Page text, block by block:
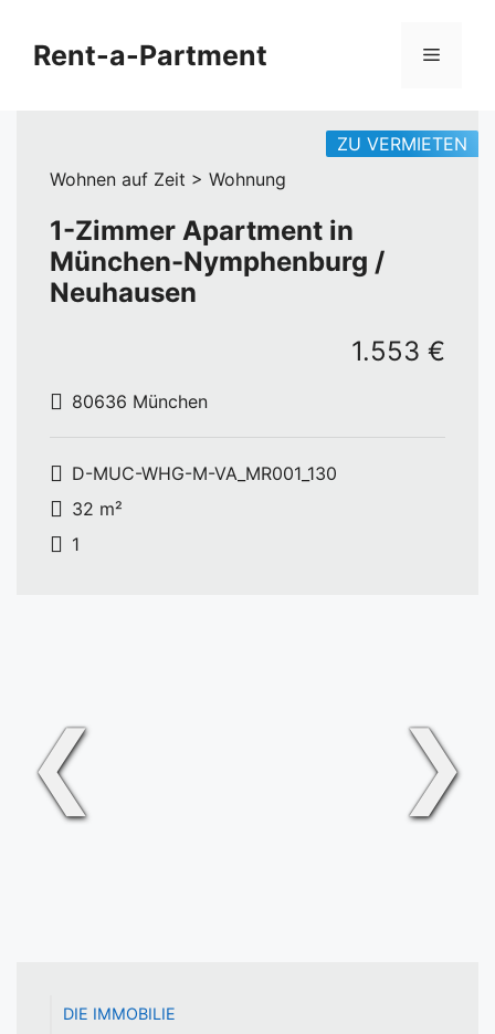
Inhalt
springenRent-a-Partment Menü
Wohnen auf Zeit > Wohnung
ZU VERMIETEN
1-Zimmer Apartment in
München-Nymphenburg /
Neuhausen
80636 München
1.553 €
D-MUC-WHG-M-VA_MR001_130
32 m²
1
❮ ❯
DIE IMMOBILIE